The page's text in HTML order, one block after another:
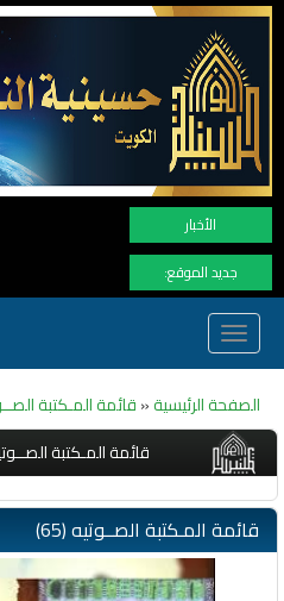
الأخبار
جديد الموقع:
Toggle
navigation
الصفحة الرئيسية«قائمة المـكتبة
قائمة المـكتبة
قائمة المـكتبة الصــوتيه (65)